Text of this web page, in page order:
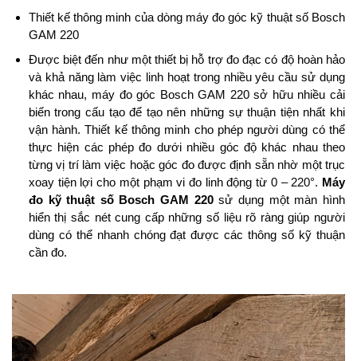
Thiết kế thông minh của dòng máy đo góc kỹ thuật số Bosch
GAM 220
Được biệt đến như một thiết bị hỗ trợ đo đạc có độ hoàn hảo
và khả năng làm việc linh hoạt trong nhiều yêu cầu sử dụng
khác nhau, máy đo góc Bosch GAM 220 sở hữu nhiều cải
biến trong cấu tạo để tạo nên những sự thuận tiện nhất khi
vận hành. Thiết kế thông minh cho phép người dùng có thể
thực hiện các phép đo dưới nhiều góc độ khác nhau theo
từng vị trí làm việc hoặc góc đo được định sẵn nhờ một trục
xoay tiện lợi cho một phạm vi đo linh động từ 0 – 220°. Máy
đo kỹ thuật số Bosch GAM 220sử dụng một màn hình
hiển thị sắc nét cung cấp những số liệu rõ ràng giúp người
dùng có thể nhanh chóng đạt được các thông số kỹ thuận
cần đo.